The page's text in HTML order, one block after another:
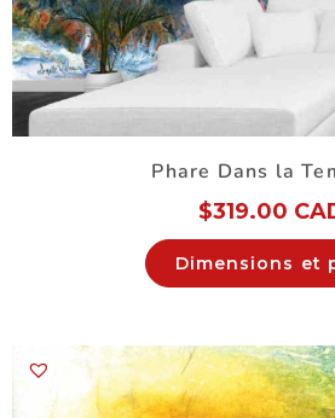
Phare Dans la
$319.00
Dimensions et